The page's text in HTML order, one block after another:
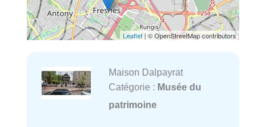
Leaflet | © OpenStreetMap contributors
Maison Dalpayrat
Catégorie : Musée du
patrimoine